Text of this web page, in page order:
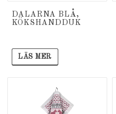
DALARNA BLÅ,
KÖKSHANDDUK
LÄS MER